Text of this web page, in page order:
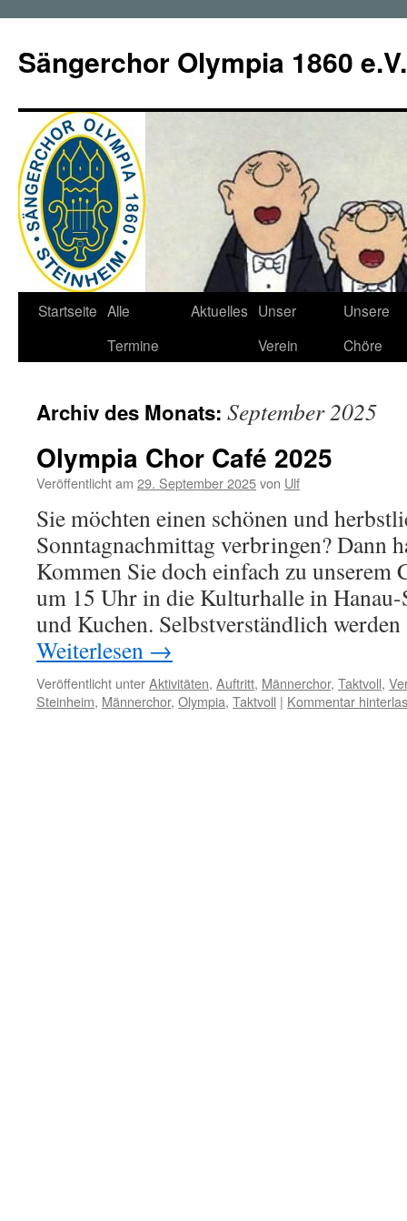
springen
Sängerchor Olympia 1860
Startseite Alle
Termine
Aktuelles Unser
Verein
Unsere
Chöre
Archiv des Monats: September 2025
Olympia Chor Café 2025
Veröffentlicht am 29. September 2025von Ulf
Sie möchten einen schönen und
Sonntagnachmittag verbringen? Dann
Kommen Sie doch einfach zu unserem
um 15 Uhr in die Kulturhalle in Hanau-
und Kuchen. Selbstverständlich
Weiterlesen →
Veröffentlicht unterAktivitäten, Auftritt, Männerchor, Taktvoll,
Steinheim, Männerchor, Olympia, Taktvoll | Kommentar